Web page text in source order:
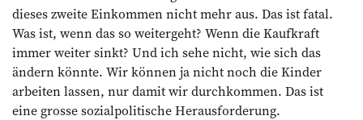
dieses zweite Einkommen nicht mehr aus. Das ist fatal.
Was ist, wenn das so weitergeht? Wenn die Kaufkraft
immer weiter sinkt? Und ich sehe nicht, wie sich das
ändern könnte. Wir können ja nicht noch die Kinder
arbeiten lassen, nur damit wir durchkommen. Das ist
eine grosse sozialpolitische Herausforderung.